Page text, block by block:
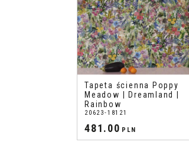
Tapeta ścienna Poppy
Meadow | Dreamland |
Rainbow
20623-18121
481.00 PLN